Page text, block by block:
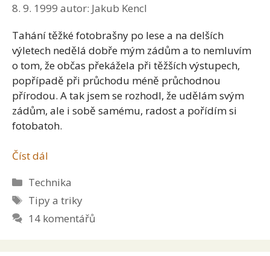
8. 9. 1999 autor: Jakub Kencl
Tahání těžké fotobrašny po lese a na delších
výletech nedělá dobře mým zádům a to nemluvím
o tom, že občas překážela při těžších výstupech,
popřípadě při průchodu méně průchodnou
přírodou. A tak jsem se rozhodl, že udělám svým
zádům, ale i sobě samému, radost a pořídím si
fotobatoh.
Číst dál
Rubriky
Technika
Štítky
Tipy a triky
14 komentářů